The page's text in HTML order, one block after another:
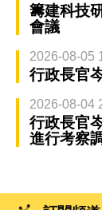
籌建科技
會議
2026-08-05
行政長官
2026-08-04
行政長官
進行考察